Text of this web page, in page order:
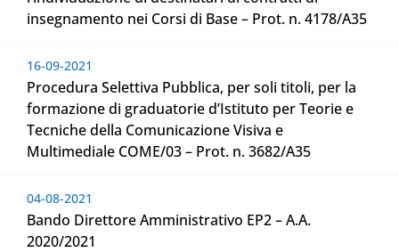
insegnamento nei Corsi di Base – Prot. n. 4178/A35
16-09-2021
Procedura Selettiva Pubblica, per soli titoli, per la
formazione di graduatorie d’Istituto per Teorie e
Tecniche della Comunicazione Visiva e
Multimediale COME/03 – Prot. n. 3682/A35
04-08-2021
Bando Direttore Amministrativo EP2 – A.A.
2020/2021